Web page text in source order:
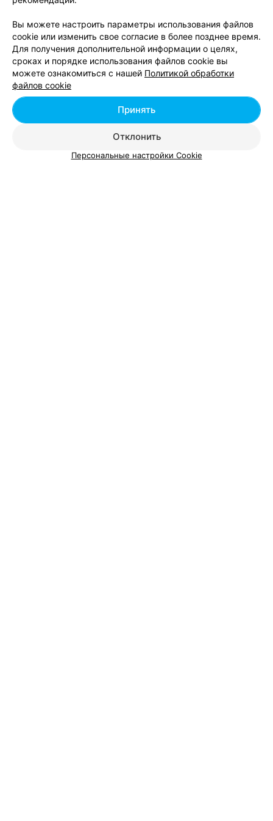
ГОСТЕВОЙ ДОМ
Сопка плюс
Столбцовский р-н, д. Пильница, ул. Центральная, 68
Круглосуточно
Парки, заповедники
Ландшафтный заказник Налибокский
Вы можете настроить параметры использования файлов
cookie или изменить свое согласие в более позднее время.
Для получения дополнительной информации о целях,
сроках и порядке использования файлов cookie вы
можете ознакомиться с нашей Политикой обработки
файлов cookie
Отклонить
Принять
Персональные настройки Cookie